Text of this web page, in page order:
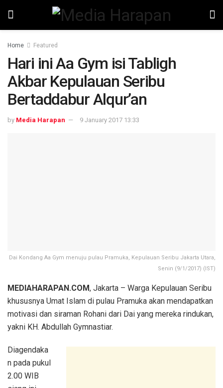
Home Featured
Hari ini Aa Gym isi Tabligh
Akbar Kepulauan Seribu
Bertaddabur Alqur’an
by Media Harapan 9 January 2017 13:33
Dai Kondang Aa Gym menuju pulau Pramuka, Kepulauan Seribu Jakarta Utara,
Senin (9/1/2017) (IST)
​MEDIAHARAPAN.COM, Jakarta – Warga Kepulauan Seribu
khususnya Umat Islam di pulau Pramuka akan mendapatkan
motivasi dan siraman Rohani dari Dai yang mereka rindukan,
yakni KH. Abdullah Gymnastiar.
Diagendaka
n pada pukul
2.00 WIB